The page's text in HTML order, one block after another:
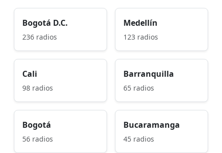
Bogotá D.C.
236 radios
Medellín
123 radios
Cali
98 radios
Barranquilla
65 radios
Bogotá
56 radios
Bucaramanga
45 radios